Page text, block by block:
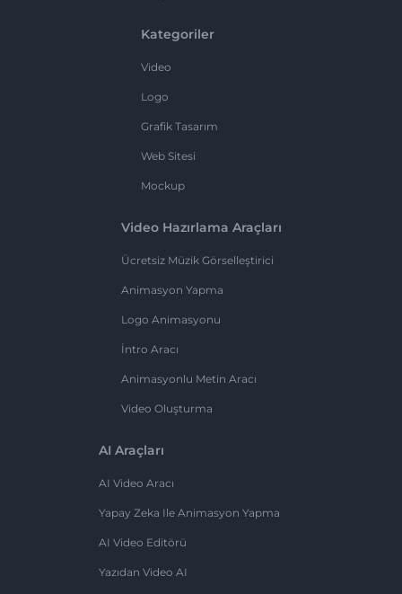
Kategoriler
Video
Logo
Grafik Tasarım
Web Sitesi
Mockup
Video Hazırlama Araçları
Ücretsiz Müzik Görselleştirici
Animasyon Yapma
Logo Animasyonu
İntro Aracı
Animasyonlu Metin Aracı
Video Oluşturma
AI Araçları
AI Video Aracı
Yapay Zeka Ile Animasyon Yapma
AI Video Editörü
Yazıdan Video AI